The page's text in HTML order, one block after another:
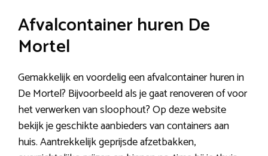
Afvalcontainer huren De
Mortel
Gemakkelijk en voordelig een afvalcontainer huren in
De Mortel? Bijvoorbeeld als je gaat renoveren of voor
het verwerken van sloophout? Op deze website
bekijk je geschikte aanbieders van containers aan
huis. Aantrekkelijk geprijsde afzetbakken,